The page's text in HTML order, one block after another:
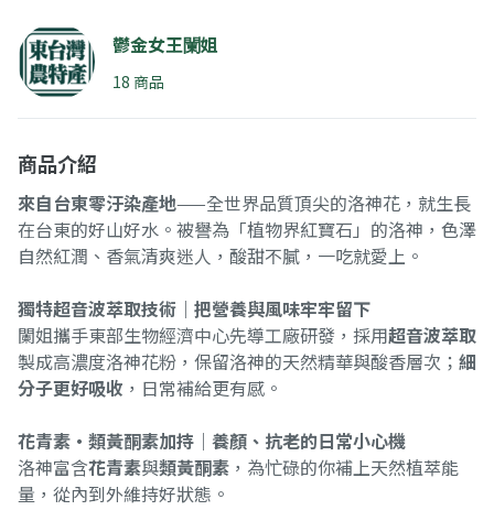
鬱金女王䦨姐
18 商品
商品介紹
來自台東零汙染產地——全世界品質頂尖的洛神花，就生長
在台東的好山好水。被譽為「植物界紅寶石」的洛神，色澤
自然紅潤、香氣清爽迷人，酸甜不膩，一吃就愛上。
獨特超音波萃取技術｜把營養與風味牢牢留下
闌姐攜手東部生物經濟中心先導工廠研發，採用超音波萃取
製成高濃度洛神花粉，保留洛神的天然精華與酸香層次； 細
分子更好吸收 ，日常補給更有感。
花青素・類黃酮素加持｜養顏、抗老的日常小心機
洛神富含花青素與類黃酮素 ，為忙碌的你補上天然植萃能
量，從內到外維持好狀態。